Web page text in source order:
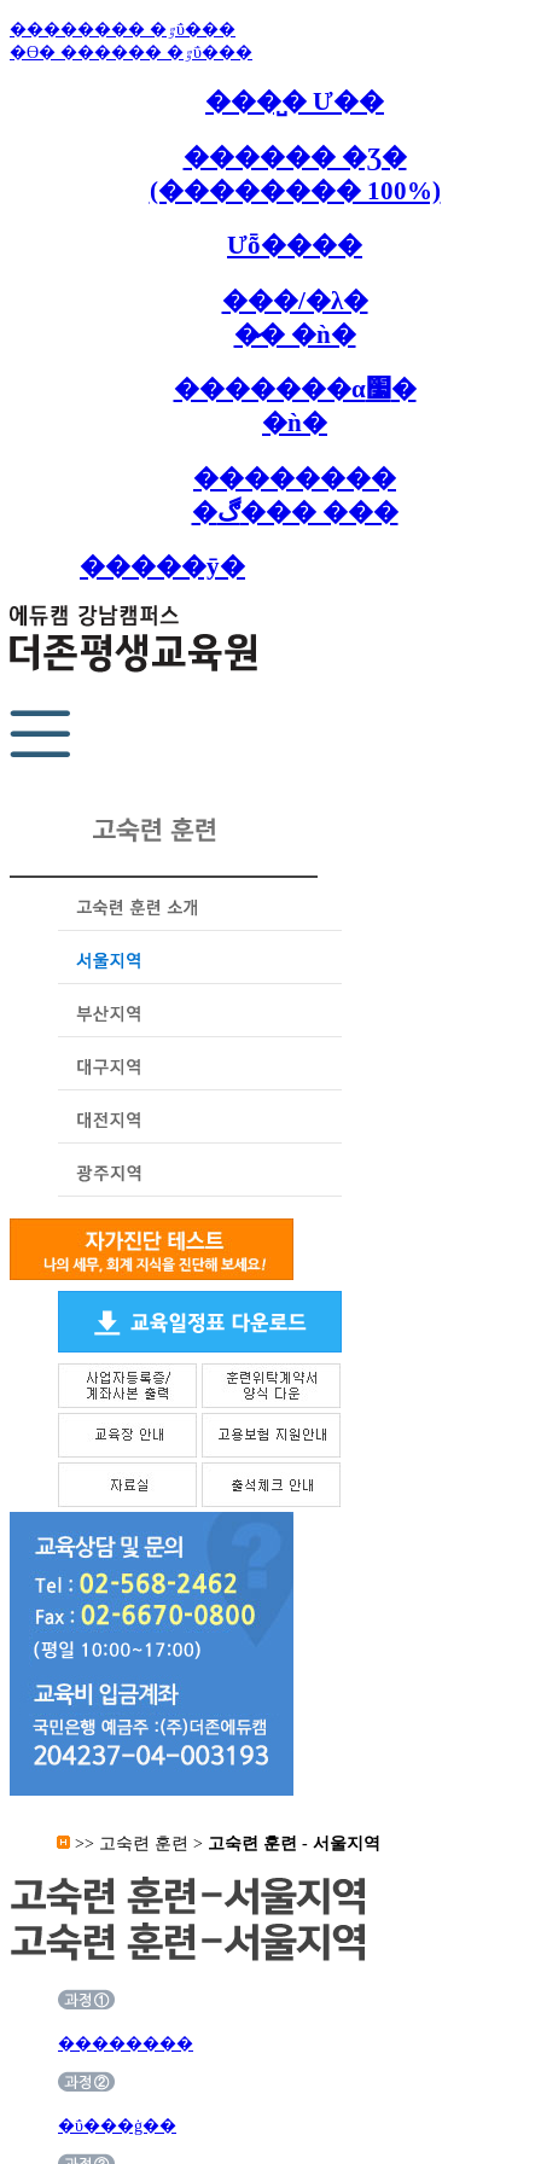
�������� �ٷΰ���
�ϴ� ������ �ٷΰ���
���̺� Ư��
������ �Ʒ�
(�������� 100%)
Ưȭ����
���/�λ�
�̷� �ǹ�
�������α׷�
�ǹ�
��������
�ڰ��� ���
�����ȳ�
>> 고숙련 훈련 > 고숙련 훈련 - 서울지역
��������
�ΰ���ġ��